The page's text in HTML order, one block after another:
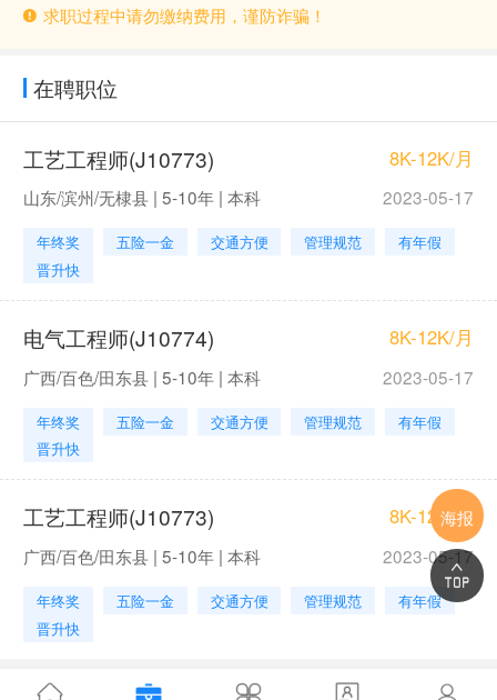
求职过程中请勿缴纳费用，谨防诈骗！
在聘职位
工艺工程师(J10773) 8K-12K/月
山东/滨州/无棣县 | 5-10年 | 本科 2023-05-17
年终奖 五险一金 交通方便 管理规范
有年假
晋升快
电气工程师(J10774) 8K-12K/月
广西/百色/田东县 | 5-10年 | 本科 2023-05-17
年终奖 五险一金 交通方便 管理规范
有年假
晋升快
工艺工程师(J10773) 8K-12K/月
广西/百色/田东县 | 5-10年 | 本科 2023-05-17
年终奖 五险一金 交通方便 管理规范
有年假
晋升快
海报